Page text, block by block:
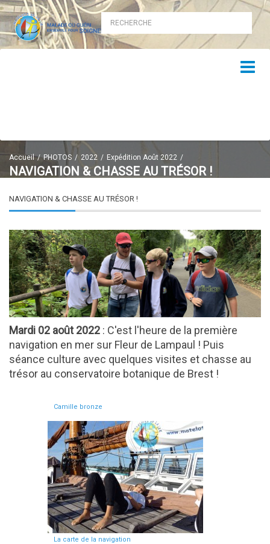
Accueil PHOTOS 2022 Expédition Août 2022
NAVIGATION & CHASSE AU TRÉSOR !
NAVIGATION & CHASSE AU TRÉSOR !
Mardi 02 août 2022 : C'est l'heure de la première
navigation en mer sur Fleur de Lampaul ! Puis
séance culture avec quelques visites et chasse au
trésor au conservatoire botanique de Brest !
Camille bronze
La carte de la navigation